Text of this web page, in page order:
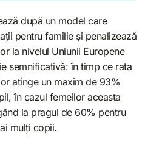
după un model care
pentru familie și penalizează
la nivelul Uniunii Europene
semnificativă: în timp ce rata
atinge un maxim de 93%
în cazul femeilor aceasta
la pragul de 60% pentru
mulți copii.